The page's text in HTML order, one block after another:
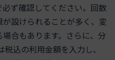
ず確認してください。回数
設けられることが多く、変
合もあります。さらに、分
込の利用金額を入力し、